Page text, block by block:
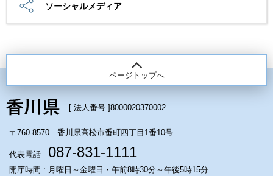
ソーシャルメディア
ページトップへ
[ 法人番号 ]8000020370002
〒760-8570 香川県高松市番町四丁目1番10号
代表電話 : 087-831-1111
開庁時間 : 月曜日～金曜日・午前8時30分～午後5時15分